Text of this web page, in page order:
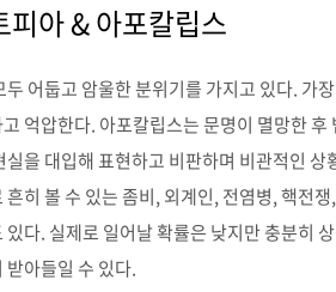
피아 & 아포칼립스
두 어둡고 암울한 분위기를 가지고 있다. 가
억압한다. 아포칼립스는 문명이 멸망한
실을 대입해 표현하고 비판하며 비관적인
흔히 볼 수 있는 좀비, 외계인, 전염병, 핵전
있다. 실제로 일어날 확률은 낮지만 충분히
받아들일 수 있다.